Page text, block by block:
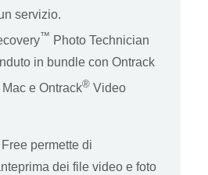
servizio.
™ Photo Technician
in bundle con Ontrack
e Ontrack® Video
permette di
dei file video e foto